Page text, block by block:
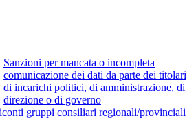
Sanzioni per mancata o incompleta
comunicazione dei dati da parte dei titolari
di incarichi politici, di amministrazione, di
direzione o di governo
gruppi consiliari regionali/provinciali